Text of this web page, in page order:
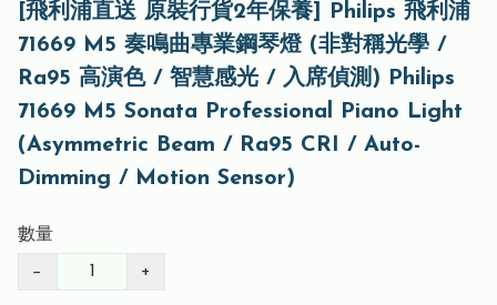
[飛利浦直送 原裝行貨2年保養] Philips 飛利浦
71669 M5 奏鳴曲專業鋼琴燈 (非對稱光學 /
Ra95 高演色 / 智慧感光 / 入席偵測) Philips
71669 M5 Sonata Professional Piano Light
(Asymmetric Beam / Ra95 CRI / Auto-
Dimming / Motion Sensor)
數量
− +